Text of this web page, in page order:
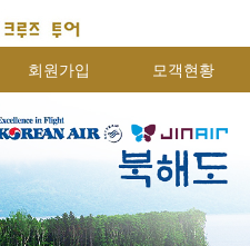
회원가입 모객현황